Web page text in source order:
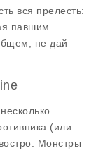
вся прелесть:
павшим
не дай
(или
Монстры